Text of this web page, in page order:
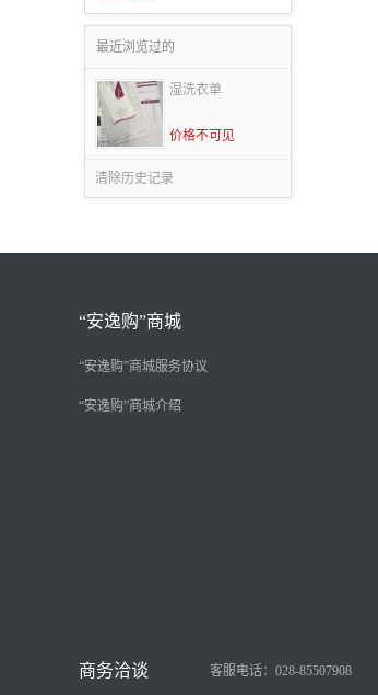
最近浏览过的
湿洗衣单
价格不可见
清除历史记录
“安逸购”商城
“安逸购”商城服务协议
“安逸购”商城介绍
客服电话：028-85507908